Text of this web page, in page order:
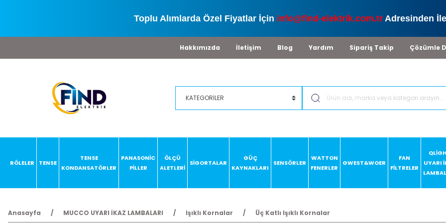
Toplu Alımlarda Özel Fiyatlar İçin info@find-elektrik.com.trAdresinden
Hakkımızda İletişim Blog Yardım Sipariş Takip Çözümle
RÖLELER TENSE
TENSE
KONDANSATÖRLER
PANASONİC
PİLLER
ÖLÇÜ
ALETLERİ
SİGORTALAR
GÜÇ
KAYNAKLARI
SENSÖRLER
WATTON
FENERLER
GWEST&WOER
FAN
FİLTRELER
UYARI
Anasayfa MUCCO UYARI İKAZ LAMBALARI Işıklı Kornalar Üç Katlı Işıklı Kornalar